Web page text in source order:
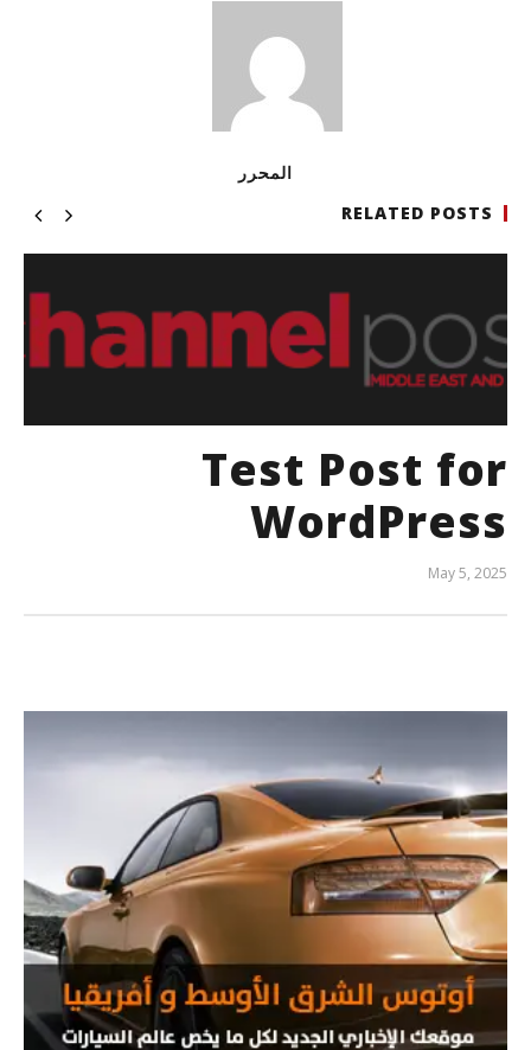
المحرر
RELATED POSTS
Test Post for
WordPress
May 5, 2025